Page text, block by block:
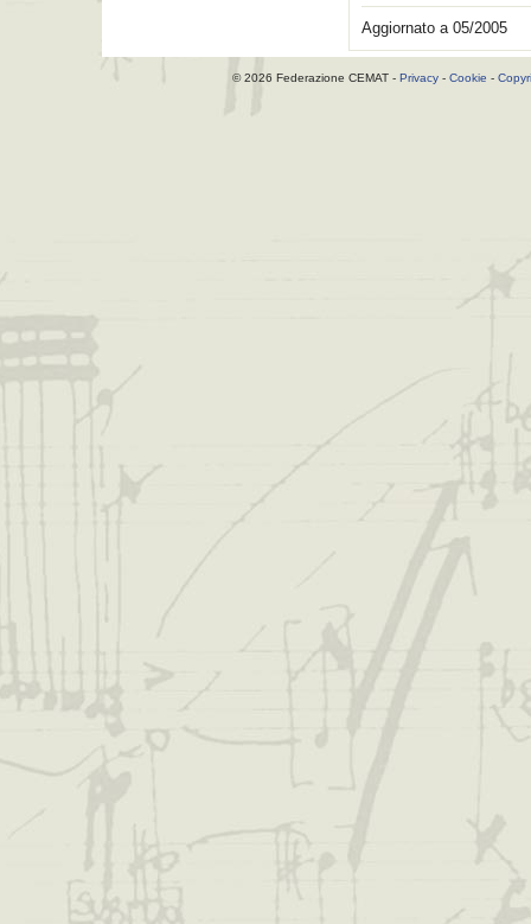
Aggiornato a 05/2005
© 2026 Federazione CEMAT - Privacy- Cookie -